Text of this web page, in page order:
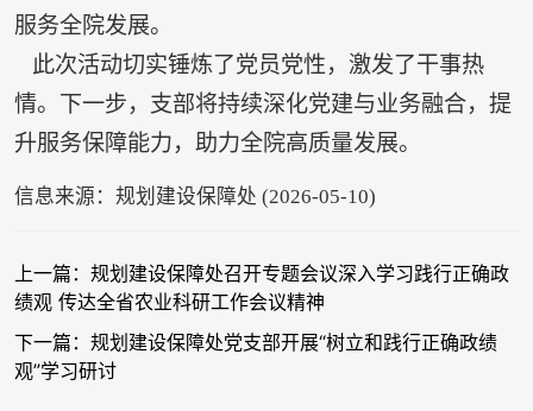
服务全院发展。
此次活动切实锤炼了党员党性，激发了干事热
情。下一步，支部将持续深化党建与业务融合，提
升服务保障能力，助力全院高质量发展。
信息来源：规划建设保障处 (2026-05-10)
上一篇：规划建设保障处召开专题会议深入学习践行正确政
绩观 传达全省农业科研工作会议精神
下一篇：规划建设保障处党支部开展“树立和践行正确政绩
观”学习研讨